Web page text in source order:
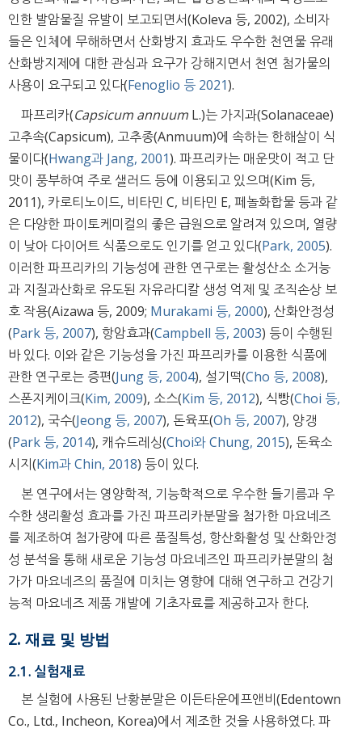
인한 발암물질 유발이 보고되면서(Koleva 등, 2002), 소비자
들은 인체에 무해하면서 산화방지 효과도 우수한 천연물 유래
산화방지제에 대한 관심과 요구가 강해지면서 천연 첨가물의
사용이 요구되고 있다(Fenoglio 등 2021).
파프리카(Capsicum annuum L.)는 가지과(Solanaceae)
고추속(Capsicum), 고추종(Anmuum)에 속하는 한해살이 식
물이다(Hwang과 Jang, 2001). 파프리카는 매운맛이 적고 단
맛이 풍부하여 주로 샐러드 등에 이용되고 있으며(Kim 등,
2011), 카로티노이드, 비타민 C, 비타민 E, 페놀화합물 등과 같
은 다양한 파이토케미컬의 좋은 급원으로 알려져 있으며, 열량
이 낮아 다이어트 식품으로도 인기를 얻고 있다(Park, 2005).
이러한 파프리카의 기능성에 관한 연구로는 활성산소 소거능
과 지질과산화로 유도된 자유라디칼 생성 억제 및 조직손상 보
호 작용(Aizawa 등, 2009; Murakami 등, 2000), 산화안정성
(Park 등, 2007), 항암효과(Campbell 등, 2003) 등이 수행된
바 있다. 이와 같은 기능성을 가진 파프리카를 이용한 식품에
관한 연구로는 증편(Jung 등, 2004), 설기떡(Cho 등, 2008),
스폰지케이크(Kim, 2009), 소스(Kim 등, 2012), 식빵(Choi 등,
2012), 국수(Jeong 등, 2007), 돈육포(Oh 등, 2007), 양갱
(Park 등, 2014), 캐슈드레싱(Choi와 Chung, 2015), 돈육소
시지(Kim과 Chin, 2018) 등이 있다.
본 연구에서는 영양학적, 기능학적으로 우수한 들기름과 우
수한 생리활성 효과를 가진 파프리카분말을 첨가한 마요네즈
를 제조하여 첨가량에 따른 품질특성, 항산화활성 및 산화안정
성 분석을 통해 새로운 기능성 마요네즈인 파프리카분말의 첨
가가 마요네즈의 품질에 미치는 영향에 대해 연구하고 건강기
능적 마요네즈 제품 개발에 기초자료를 제공하고자 한다.
2. 재료 및 방법
2.1. 실험재료
본 실험에 사용된 난황분말은 이든타운에프앤비(Edentown
Co., Ltd., Incheon, Korea)에서 제조한 것을 사용하였다. 파